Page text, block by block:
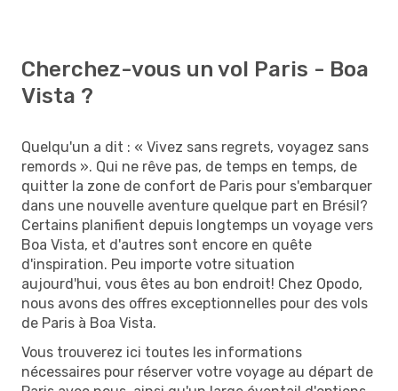
Cherchez-vous un vol Paris - Boa
Vista ?
Quelqu'un a dit : « Vivez sans regrets, voyagez sans
remords ». Qui ne rêve pas, de temps en temps, de
quitter la zone de confort de Paris pour s'embarquer
dans une nouvelle aventure quelque part en Brésil?
Certains planifient depuis longtemps un voyage vers
Boa Vista, et d'autres sont encore en quête
d'inspiration. Peu importe votre situation
aujourd'hui, vous êtes au bon endroit! Chez Opodo,
nous avons des offres exceptionnelles pour des vols
de Paris à Boa Vista.
Vous trouverez ici toutes les informations
nécessaires pour réserver votre voyage au départ de